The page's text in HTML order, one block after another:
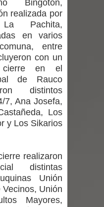
Social y Familia
para apoyar a
durante la
especialistas U.
el creciente interés
y coreana
Minvu en el
en medio de
sociales en
Bingotón,
realizada por
Pachita,
en varios
entre
con un
en el
de Rauco
distintos
7, Ana Josefa,
Los
y Los Sikarios
realizaron
distintas
Unión
Unión
Mayores,